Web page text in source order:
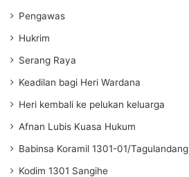
Pengawas
Hukrim
Serang Raya
Keadilan bagi Heri Wardana
Heri kembali ke pelukan keluarga
Afnan Lubis Kuasa Hukum
Babinsa Koramil 1301-01/Tagulandang
Kodim 1301 Sangihe